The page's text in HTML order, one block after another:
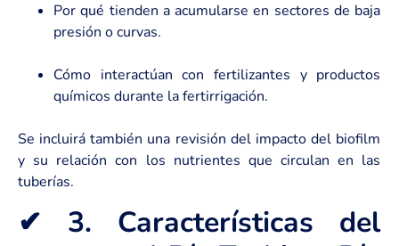
Por qué tienden a acumularse en sectores de baja
presión o curvas.
Cómo interactúan con fertilizantes y productos
químicos durante la fertirrigación.
Se incluirá también una revisión del impacto del biofilm
y su relación con los nutrientes que circulan en las
tuberías.
✔ 3. Características del